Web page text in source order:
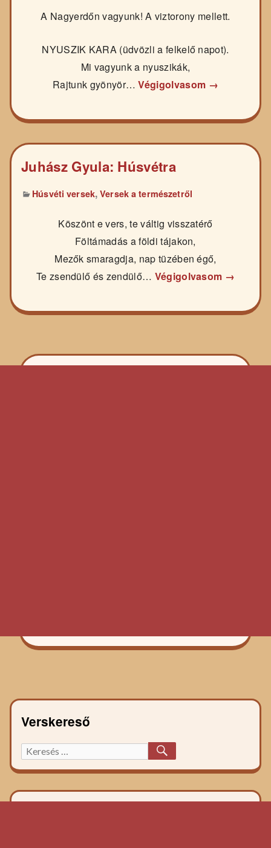
A Nagyerdőn vagyunk! A viztorony mellett.
NYUSZIK KARA (üdvözli a felkelő napot).
Mi vagyunk a nyuszikák,
Rajtunk gyönyör…Végigolvasom →
Juhász Gyula: Húsvétra
Húsvéti versek,Versek a természetről
Köszönt e vers, te váltig visszatérő
Föltámadás a földi tájakon,
Mezők smaragdja, nap tüzében égő,
Te zsendülő és zendülő… Végigolvasom →
Verskereső
Keresett
főzelék